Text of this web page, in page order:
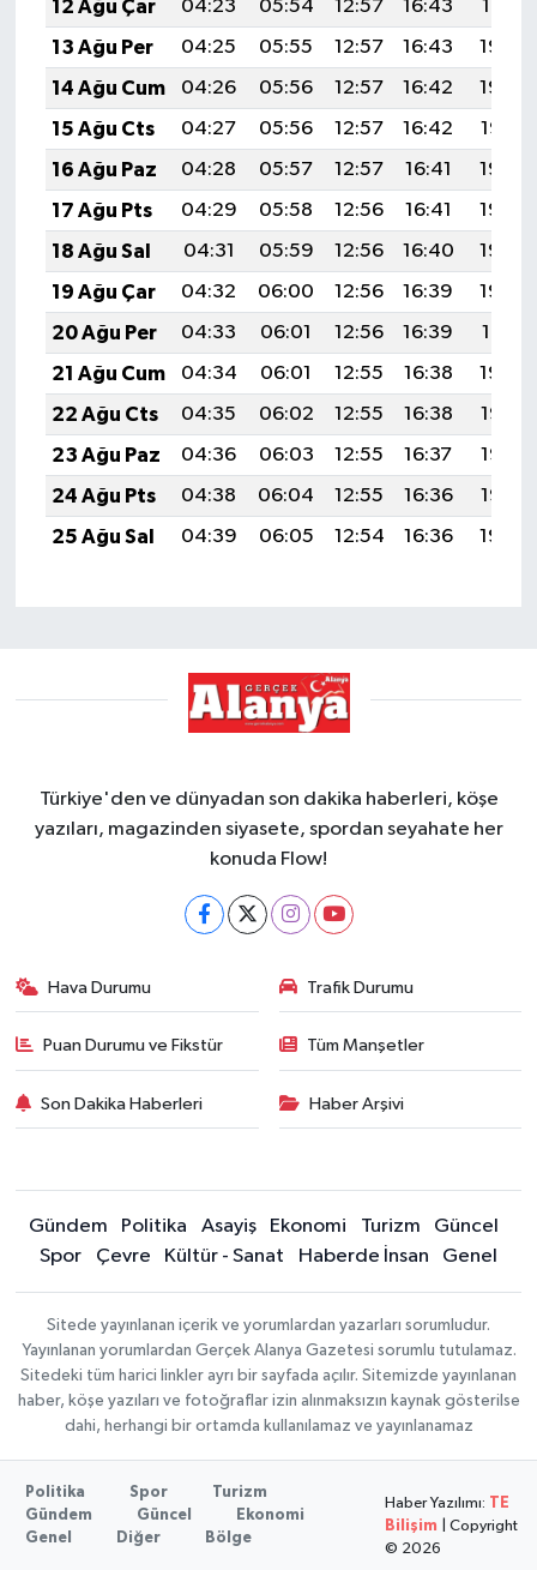
12 Ağu Çar
04:23 05:54 12:57 16:43
19:51
13 Ağu Per
04:25 05:55 12:57 16:43
19:50
14 Ağu Cum
04:26 05:56 12:57 16:42
19:48
15 Ağu Cts
04:27 05:56 12:57 16:42
19:47
16 Ağu Paz
04:28 05:57 12:57 16:41
19:46
17 Ağu Pts
04:29 05:58 12:56 16:41
19:45
18 Ağu Sal
04:31 05:59 12:56 16:40
19:43
19 Ağu Çar
04:32 06:00 12:56 16:39
19:42
20 Ağu Per
04:33 06:01 12:56 16:39
19:41
21 Ağu Cum
04:34 06:01 12:55 16:38
19:39
22 Ağu Cts
04:35 06:02 12:55 16:38
19:38
23 Ağu Paz
04:36 06:03 12:55 16:37
19:37
24 Ağu Pts
04:38 06:04 12:55 16:36
19:35
25 Ağu Sal
04:39 06:05 12:54 16:36 19:34
Türkiye'den ve dünyadan son dakika haberleri, köşe
yazıları, magazinden siyasete, spordan seyahate her
konuda Flow!
Hava Durumu Trafik Durumu
Puan Durumu ve Fikstür Tüm Manşetler
Son Dakika Haberleri Haber Arşivi
Gündem Politika Asayiş Ekonomi Turizm
Güncel
Spor
Çevre Kültür - Sanat Haberde İnsan Genel
Sitede yayınlanan içerik ve yorumlardan yazarları sorumludur.
Yayınlanan yorumlardan Gerçek Alanya Gazetesi sorumlu tutulamaz.
Sitedeki tüm harici linkler ayrı bir sayfada açılır. Sitemizde yayınlanan
haber, köşe yazıları ve fotoğraflar izin alınmaksızın kaynak gösterilse
dahi, herhangi bir ortamda kullanılamaz ve yayınlanamaz
Politika Spor
Turizm
Gündem
Güncel
Ekonomi
Genel
Diğer Bölge
Haber Yazılımı: TE
Bilişim | Copyright
© 2026